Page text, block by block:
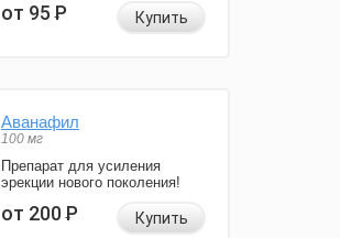
от 95Р Купить
Аванафил
100 мг
Препарат для усиления
эрекции нового поколения!
от 200Р Купить